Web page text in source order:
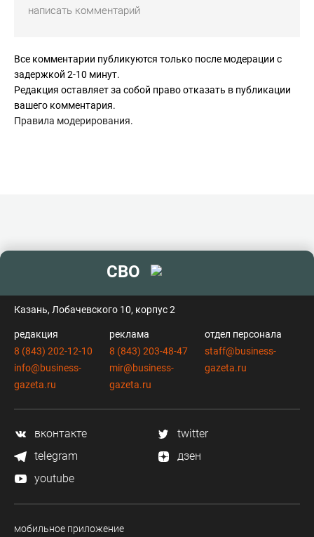
Все комментарии публикуются только после модерации с
задержкой 2-10 минут.
Редакция оставляет за собой право отказать в публикации
вашего комментария.
Правила модерирования.
СВО
Казань, Лобачевского 10, корпус 2
редакция
8 (843) 202-12-10
info@business-
gazeta.ru
реклама
8 (843) 203-48-47
mir@business-
gazeta.ru
отдел персонала
staff@business-
gazeta.ru
вконтакте
twitter
telegram
дзен
youtube
мобильное приложение